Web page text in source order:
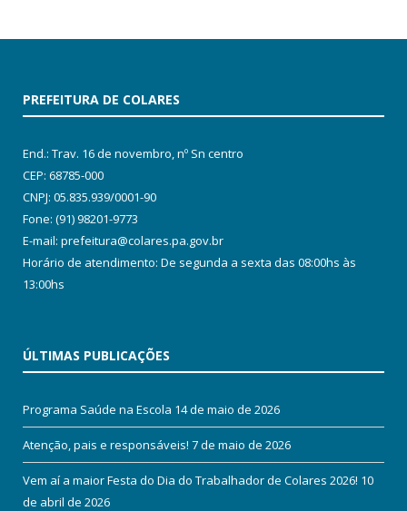
PREFEITURA DE COLARES
End.: Trav. 16 de novembro, nº Sn centro
CEP: 68785-000
CNPJ: 05.835.939/0001-90
Fone: (91) 98201-9773
E-mail: prefeitura@colares.pa.gov.br
Horário de atendimento: De segunda a sexta das 08:00hs às
13:00hs
ÚLTIMAS PUBLICAÇÕES
Programa Saúde na Escola 14 de maio de 2026
Atenção, pais e responsáveis! 7 de maio de 2026
Vem aí a maior Festa do Dia do Trabalhador de Colares 2026! 10
de abril de 2026